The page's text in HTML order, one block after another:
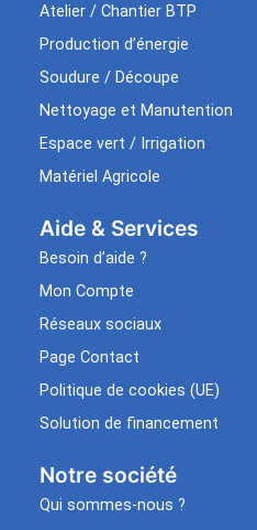
Atelier / Chantier BTP
Production d’énergie
Soudure / Découpe
Nettoyage et Manutention
Espace vert / Irrigation
Matériel Agricole
Aide & Services​
Besoin d’aide ?
Mon Compte
Réseaux sociaux
Page Contact
Politique de cookies (UE)
Solution de financement
Notre société
Qui sommes-nous ?